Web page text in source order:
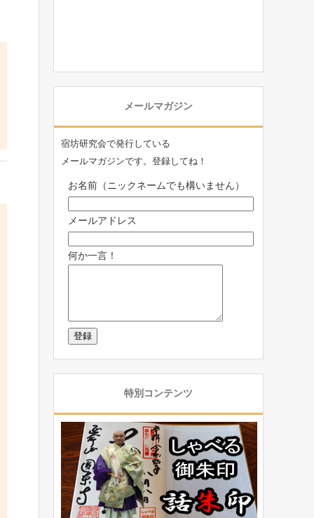
メールマガジン
宿坊研究会で発行している
メールマガジンです。登録してね！
お名前（ニックネームでも構いません）
メールアドレス
何か一言！
特別コンテンツ